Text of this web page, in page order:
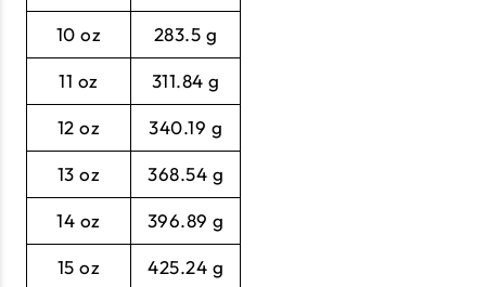
10 oz 283.5 g
11 oz 311.84 g
12 oz 340.19 g
13 oz 368.54 g
14 oz 396.89 g
15 oz 425.24 g